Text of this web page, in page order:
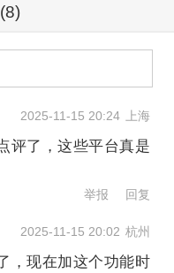
增强平台权威
年，消费者就
评价。
在夏季外卖旺
，在秋季逐渐
季，各家动作又
(8)
2025-11-15 20:24 上海
评了，这些平台真是
举报 回复
2025-11-15 20:02 杭州
，现在加这个功能时